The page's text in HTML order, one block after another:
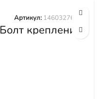
Болт крепления
башмака
Артикул: 14603276